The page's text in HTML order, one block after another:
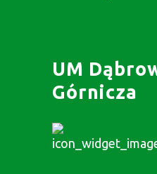
UM
Górnicza